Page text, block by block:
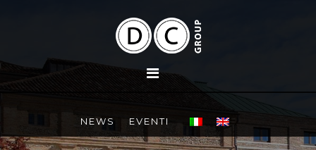
NEWS EVENTI